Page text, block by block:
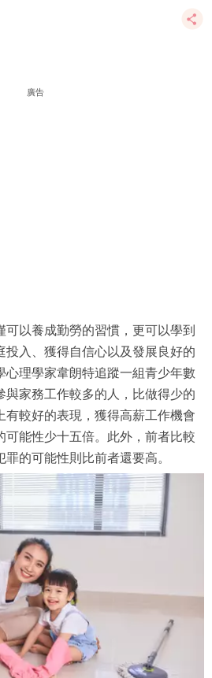
廣告
以養成勤勞的習慣，更可以學到
投入、獲得自信心以及發展良好的
心理學家韋朗特追蹤一組青少年數
與家務工作較多的人，比做得少的
有較好的表現，獲得高薪工作機會
可能性少十五倍。此外，前者比較
的可能性則比前者還要高。